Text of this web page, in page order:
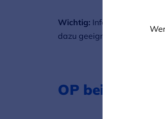
Wichtig: Informationen aus
dazu geeignet, die
OP bei